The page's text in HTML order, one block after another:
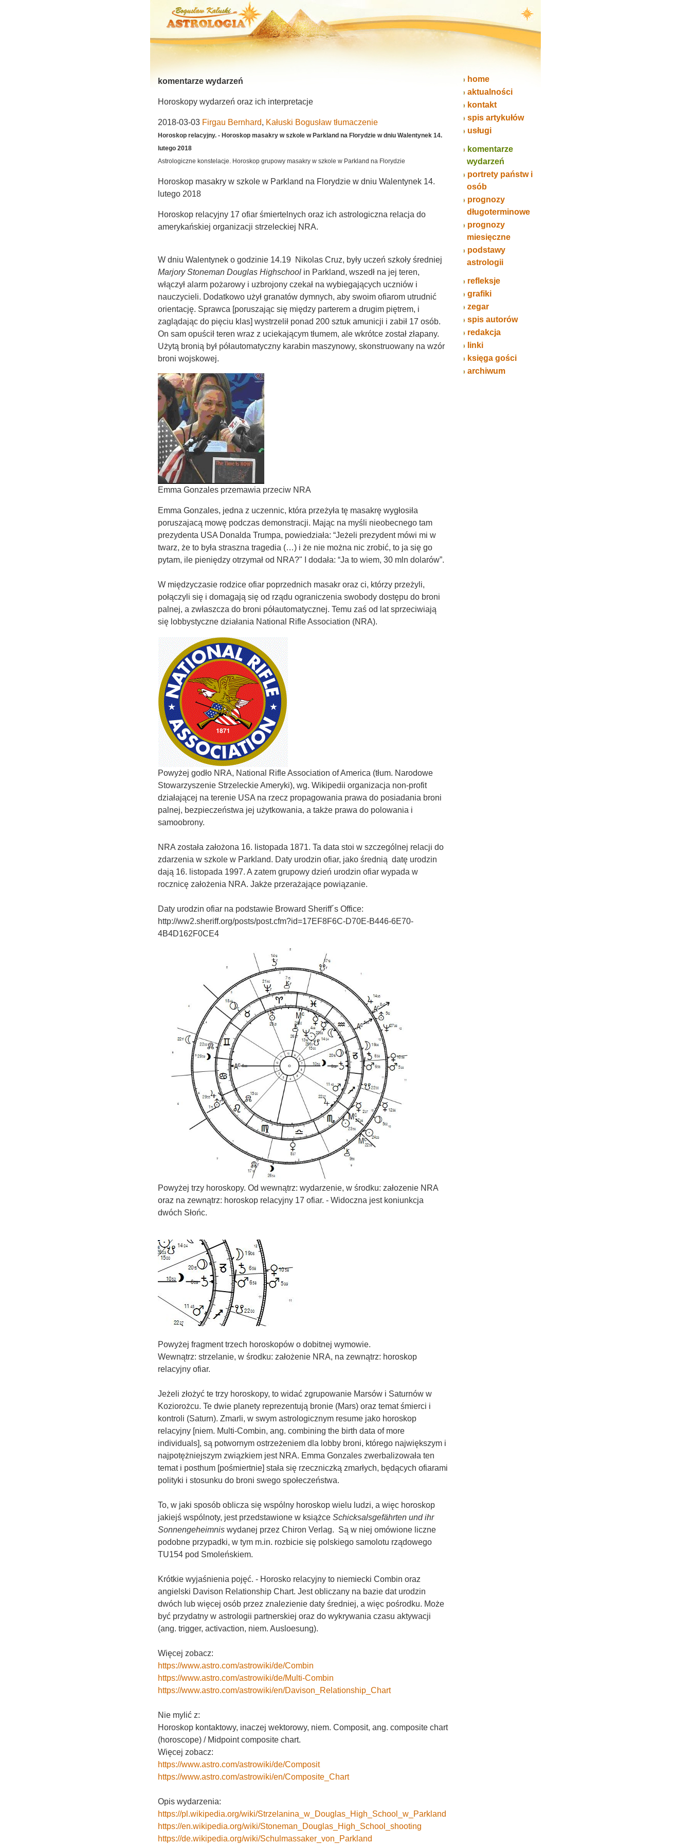
home
aktualności
kontakt
spis artykułów
usługi
komentarze
wydarzeń
portrety państw i
osób
prognozy
długoterminowe
prognozy
miesięczne
podstawy
astrologii
refleksje
grafiki
zegar
spis autorów
redakcja
linki
księga gości
archiwum
komentarze wydarzeń
Horoskopy wydarzeń oraz ich interpretacje
2018-03-03 Firgau Bernhard, Kałuski Bogusław tłumaczenie
Horoskop relacyjny. - Horoskop masakry w szkole w Parkland na Florydzie w dniu Walentynek 14.
lutego 2018
Astrologiczne konstelacje. Horoskop grupowy masakry w szkole w Parkland na Florydzie
Horoskop masakry w szkole w Parkland na Florydzie w dniu Walentynek 14.
lutego 2018
Horoskop relacyjny 17 ofiar śmiertelnych oraz ich astrologiczna relacja do
amerykańskiej organizacji strzeleckiej NRA.
W dniu Walentynek o godzinie 14.19 Nikolas Cruz, były uczeń szkoły średniej
Marjory Stoneman Douglas Highschool in Parkland, wszedł na jej teren,
włączył alarm pożarowy i uzbrojony czekał na wybiegających uczniów i
nauczycieli. Dodatkowo użył granatów dymnych, aby swoim ofiarom utrudnić
orientację. Sprawca [poruszając się między parterem a drugim piętrem, i
zaglądając do pięciu klas] wystrzelił ponad 200 sztuk amunicji i zabił 17 osób.
On sam opuścił teren wraz z uciekającym tłumem, ale wkrótce został złapany.
Użytą bronią był półautomatyczny karabin maszynowy, skonstruowany na wzór
broni wojskowej.
Emma Gonzales przemawia przeciw NRA
Emma Gonzales, jedna z uczennic, która przeżyła tę masakrę wygłosiła
poruszajacą mowę podczas demonstracji. Mając na myśli nieobecnego tam
prezydenta USA Donalda Trumpa, powiedziała: “Jeżeli prezydent mówi mi w
twarz, że to była straszna tragedia (…) i że nie można nic zrobić, to ja się go
pytam, ile pieniędzy otrzymał od NRA?" I dodała: “Ja to wiem, 30 mln dolarów”.
W międzyczasie rodzice ofiar poprzednich masakr oraz ci, którzy przeżyli,
połączyli się i domagają się od rządu ograniczenia swobody dostępu do broni
palnej, a zwłaszcza do broni półautomatycznej. Temu zaś od lat sprzeciwiają
się lobbystyczne działania National Rifle Association (NRA).
Powyżej godło NRA, National Rifle Association of America (tłum. Narodowe
Stowarzyszenie Strzeleckie Ameryki), wg. Wikipedii organizacja non-profit
działającej na terenie USA na rzecz propagowania prawa do posiadania broni
palnej, bezpieczeństwa jej użytkowania, a także prawa do polowania i
samoobrony.
NRA została założona 16. listopada 1871. Ta data stoi w szczególnej relacji do
zdarzenia w szkole w Parkland. Daty urodzin ofiar, jako średnią datę urodzin
dają 16. listopada 1997. A zatem grupowy dzień urodzin ofiar wypada w
rocznicę założenia NRA. Jakże przerażające powiązanie.
Daty urodzin ofiar na podstawie Broward Sheriff´s Office:
http://ww2.sheriff.org/posts/post.cfm?id=17EF8F6C-D70E-B446-6E70-
4B4D162F0CE4
Powyżej trzy horoskopy. Od wewnątrz: wydarzenie, w środku: załozenie NRA
oraz na zewnątrz: horoskop relacyjny 17 ofiar. - Widoczna jest koniunkcja
dwóch Słońc.
Powyżej fragment trzech horoskopów o dobitnej wymowie.
Wewnątrz: strzelanie, w środku: założenie NRA, na zewnątrz: horoskop
relacyjny ofiar.
Jeżeli złożyć te trzy horoskopy, to widać zgrupowanie Marsów i Saturnów w
Koziorożcu. Te dwie planety reprezentują bronie (Mars) oraz temat śmierci i
kontroli (Saturn). Zmarli, w swym astrologicznym resume jako horoskop
relacyjny [niem. Multi-Combin, ang. combining the birth data of more
individuals], są potwornym ostrzeżeniem dla lobby broni, którego największym i
najpotężniejszym związkiem jest NRA. Emma Gonzales zwerbalizowała ten
temat i posthum [pośmiertnie] stała się rzeczniczką zmarłych, będących ofiarami
polityki i stosunku do broni swego społeczeństwa.
To, w jaki sposób oblicza się wspólny horoskop wielu ludzi, a więc horoskop
jakiejś wspólnoty, jest przedstawione w książce Schicksalsgefährten und ihr
Sonnengeheimnis wydanej przez Chiron Verlag. Są w niej omówione liczne
podobne przypadki, w tym m.in. rozbicie się polskiego samolotu rządowego
TU154 pod Smoleńskiem.
Krótkie wyjaśnienia pojęć. - Horosko relacyjny to niemiecki Combin oraz
angielski Davison Relationship Chart. Jest obliczany na bazie dat urodzin
dwóch lub więcej osób przez znalezienie daty średniej, a więc pośrodku. Może
być przydatny w astrologii partnerskiej oraz do wykrywania czasu aktywacji
(ang. trigger, activaction, niem. Ausloesung).
Więcej zobacz:
https://www.astro.com/astrowiki/de/Combin
https://www.astro.com/astrowiki/de/Multi-Combin
https://www.astro.com/astrowiki/en/Davison_Relationship_Chart
Nie mylić z:
Horoskop kontaktowy, inaczej wektorowy, niem. Composit, ang. composite chart
(horoscope) / Midpoint composite chart.
Więcej zobacz:
https://www.astro.com/astrowiki/de/Composit
https://www.astro.com/astrowiki/en/Composite_Chart
Opis wydarzenia:
https://pl.wikipedia.org/wiki/Strzelanina_w_Douglas_High_School_w_Parkland
https://en.wikipedia.org/wiki/Stoneman_Douglas_High_School_shooting
https://de.wikipedia.org/wiki/Schulmassaker_von_Parkland